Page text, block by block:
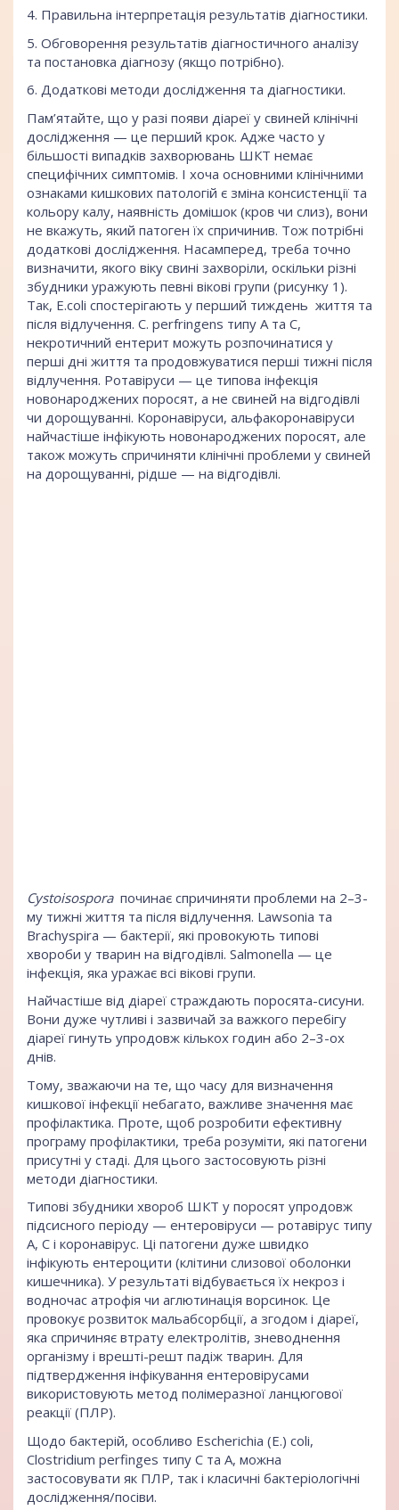
4. Правильна інтерпретація результатів діагностики.
5. Обговорення результатів діагностичного аналізу
та постановка діагнозу (якщо потрібно).
6. Додаткові методи дослідження та діагностики.
Пам’ятайте, що у разі появи діареї у свиней клінічні
дослідження — це перший крок. Адже часто у
більшості випадків захворювань ШКТ немає
специфічних симптомів. І хоча основними клінічними
ознаками кишкових патологій є зміна консистенції та
кольору калу, наявність домішок (кров чи слиз), вони
не вкажуть, який патоген їх спричинив. Тож потрібні
додаткові дослідження. Насамперед, треба точно
визначити, якого віку свині захворіли, оскільки різні
збудники уражують певні вікові групи (рисунку 1).
Так, E.coli спостерігають у перший тиждень життя та
після відлучення. C. perfringens типу А та С,
некротичний ентерит можуть розпочинатися у
перші дні життя та продовжуватися перші тижні після
відлучення. Ротавіруси — це типова інфекція
новонароджених поросят, а не свиней на відгодівлі
чи дорощуванні. Коронавіруси, альфакоронавіруси
найчастіше інфікують новонароджених поросят, але
також можуть спричиняти клінічні проблеми у свиней
на дорощуванні, рідше — на відгодівлі.
Cystoisospora починає спричиняти проблеми на 2–3-
му тижні життя та після відлучення. Lawsonia та
Brachyspira — бактерії, які провокують типові
хвороби у тварин на відгодівлі. Salmonella — це
інфекція, яка уражає всі вікові групи.
Найчастіше від діареї страждають поросята-сисуни.
Вони дуже чутливі і зазвичай за важкого перебігу
діареї гинуть упродовж кількох годин або 2–3-ох
днів.
Тому, зважаючи на те, що часу для визначення
кишкової інфекції небагато, важливе значення має
профілактика. Проте, щоб розробити ефективну
програму профілактики, треба розуміти, які патогени
присутні у стаді. Для цього застосовують різні
методи діагностики.
Типові збудники хвороб ШКТ у поросят упродовж
підсисного періоду — ентеровіруси — ротавірус типу
А, С і коронавірус. Ці патогени дуже швидко
інфікують ентероцити (клітини слизової оболонки
кишечника). У результаті відбувається їх некроз і
водночас атрофія чи аглютинація ворсинок. Це
провокує розвиток мальабсорбції, а згодом і діареї,
яка спричиняє втрату електролітів, зневоднення
організму і врешті-решт падіж тварин. Для
підтвердження інфікування ентеровірусами
використовують метод полімеразної ланцюгової
реакції (ПЛР).
Щодо бактерій, особливо Escherichia (E.) coli,
Clostridium perfinges типу С та А, можна
застосовувати як ПЛР, так і класичні бактеріологічні
дослідження/посіви.